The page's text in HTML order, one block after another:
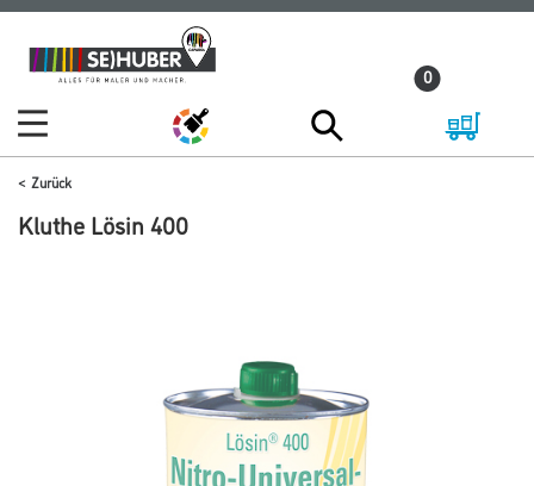
Zum
Inhalt
Zum
Navigationsmenü
0
Zurück
Kluthe Lösin 400